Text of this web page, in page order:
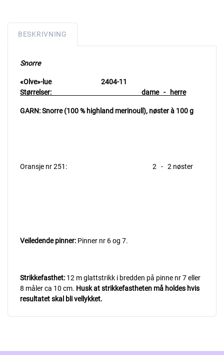
BESKRIVNING
Snorre
«Olve»-lue 2404-11
Størrelser: dame - herre
GARN: Snorre (100 % highland merinoull), nøster à 100 g
Oransje nr 251: 2 - 2 nøster
Veiledende pinner: Pinner nr 6 og 7.
Strikkefasthet: 12 m glattstrikk i bredden på pinne nr 7 eller
8 måler ca 10 cm. Husk at strikkefastheten må holdes hvis
resultatet skal bli vellykket.